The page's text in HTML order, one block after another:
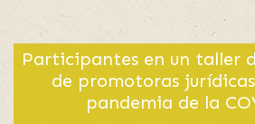
Participantes en un taller
de promotoras
pandemia de la